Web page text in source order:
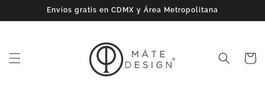
directamente
al contenido
Envíos gratis en CDMX y Área Metropolitana
Carrito